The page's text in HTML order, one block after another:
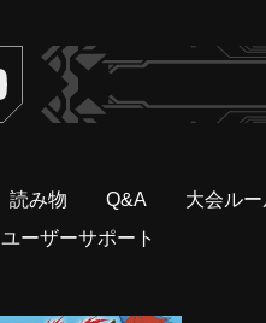
ヴァンガードch
読み物 Q&A
大会ルー
ユーザーサポート